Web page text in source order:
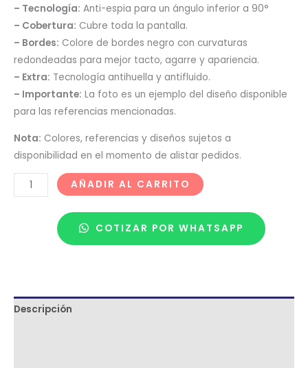
– Tecnología: Anti-espia para un ángulo inferior a 90°
– Cobertura: Cubre toda la pantalla.
– Bordes: Colore de bordes negro con curvaturas
redondeadas para mejor tacto, agarre y apariencia.
– Extra: Tecnología antihuella y antifluido.
– Importante: La foto es un ejemplo del diseño disponible
para las referencias mencionadas.
Nota: Colores, referencias y diseños sujetos a
disponibilidad en el momento de alistar pedidos.
AÑADIR AL CARRITO
COTIZAR POR WHATSAPP
Descripción